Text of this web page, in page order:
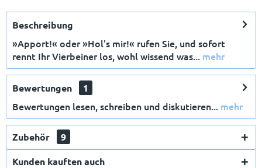
Beschreibung
»Apport!« oder »Hol's mir!« rufen Sie, und sofort
rennt Ihr Vierbeiner los, wohl wissend was... mehr
Bewertungen 1
Bewertungen lesen, schreiben und diskutieren... mehr
Zubehör
9
Kunden kauften auch